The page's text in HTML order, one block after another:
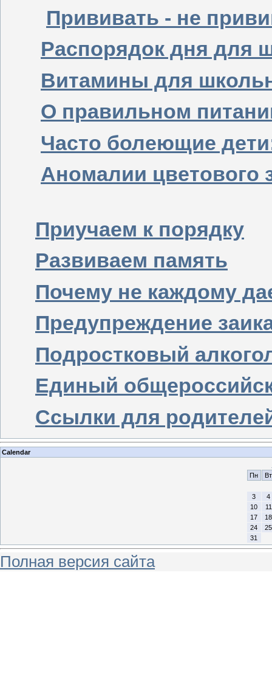
Прививать - не
Распорядок дня для
Витамины для
О правильном
Часто болеющие
Аномалии цветового
Приучаем к порядку
Развиваем память
Почему не каждому
Предупреждение
Подростковый
Единый
Ссылки для
Calendar
Пн
Вт
3
4
10
11
17
18
24
25
31
Полная версия сайта